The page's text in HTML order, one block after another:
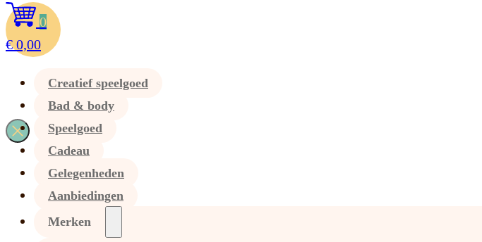
0
€0,00
Creatief speelgoed
Bad & body
Speelgoed
Cadeau
Gelegenheden
Aanbiedingen
Merken